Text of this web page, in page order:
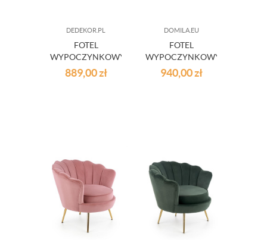
DEDEKOR.PL
FOTEL
WYPOCZYNKOWY
OBROTOWY
IGRAS BEŻOWY
889,00zł
DOMILA.EU
FOTEL
WYPOCZYNKOWY
TAPICEROWANY
BEŻOWY
940,00zł